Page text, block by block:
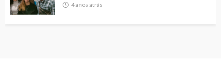
4 anos atrás